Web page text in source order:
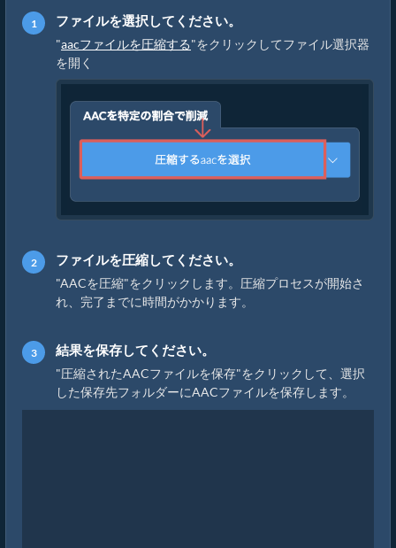
ファイルを選択してください。
"aacファイルを圧縮する"をクリックしてファイル選択器
を開く
ファイルを圧縮してください。
"AACを圧縮"をクリックします。圧縮プロセスが開始さ
れ、完了までに時間がかかります。
結果を保存してください。
"圧縮されたAACファイルを保存"をクリックして、選択
した保存先フォルダーにAACファイルを保存します。